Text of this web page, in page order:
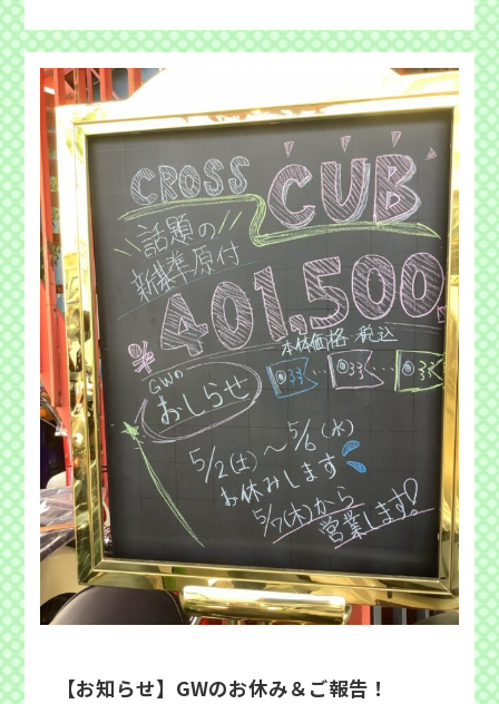
【お知らせ】GWのお休み＆ご報告！